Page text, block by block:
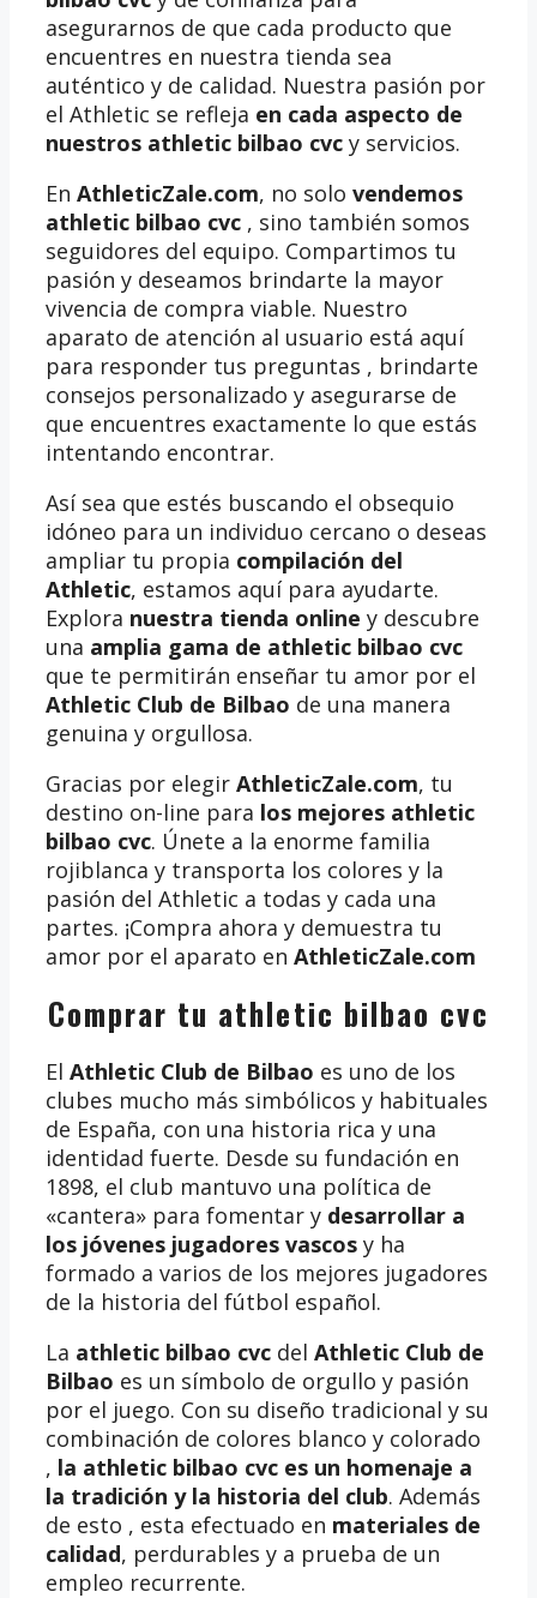
asegurarnos de que cada producto que
encuentres en nuestra tienda sea
auténtico y de calidad. Nuestra pasión por
el Athletic se refleja en cada aspecto de
nuestros athletic bilbao cvc y servicios.
En AthleticZale.com, no solo vendemos
athletic bilbao cvc , sino también somos
seguidores del equipo. Compartimos tu
pasión y deseamos brindarte la mayor
vivencia de compra viable. Nuestro
aparato de atención al usuario está aquí
para responder tus preguntas , brindarte
consejos personalizado y asegurarse de
que encuentres exactamente lo que estás
intentando encontrar.
Así sea que estés buscando el obsequio
idóneo para un individuo cercano o deseas
ampliar tu propia compilación del
Athletic, estamos aquí para ayudarte.
Explora nuestra tienda online y descubre
una amplia gama de athletic bilbao cvc
que te permitirán enseñar tu amor por el
Athletic Club de Bilbao de una manera
genuina y orgullosa.
Gracias por elegir AthleticZale.com, tu
destino on-line para los mejores athletic
bilbao cvc. Únete a la enorme familia
rojiblanca y transporta los colores y la
pasión del Athletic a todas y cada una
partes. ¡Compra ahora y demuestra tu
amor por el aparato en AthleticZale.com
Comprar tu athletic bilbao cvc
El Athletic Club de Bilbao es uno de los
clubes mucho más simbólicos y habituales
de España, con una historia rica y una
identidad fuerte. Desde su fundación en
1898, el club mantuvo una política de
«cantera» para fomentar y desarrollar a
los jóvenes jugadores vascos y ha
formado a varios de los mejores jugadores
de la historia del fútbol español.
La athletic bilbao cvc del Athletic Club de
Bilbao es un símbolo de orgullo y pasión
por el juego. Con su diseño tradicional y su
combinación de colores blanco y colorado
, la athletic bilbao cvc es un homenaje a
la tradición y la historia del club. Además
de esto , esta efectuado en materiales de
calidad, perdurables y a prueba de un
empleo recurrente.